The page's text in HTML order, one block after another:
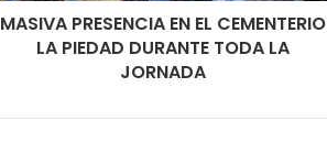
MASIVA PRESENCIA EN EL CEMENTERIO
LA PIEDAD DURANTE TODA LA
JORNADA